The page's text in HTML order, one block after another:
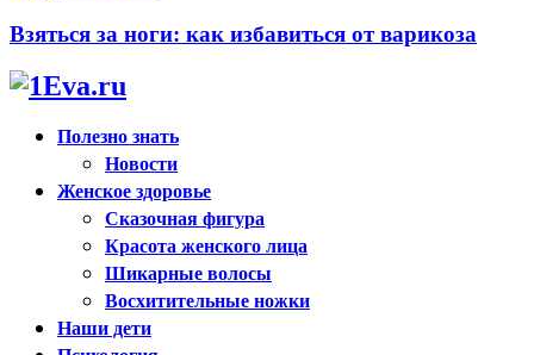
Взяться за ноги: как избавиться от варикоза
Полезно знать
Новости
Женское здоровье
Сказочная фигура
Красота женского лица
Шикарные волосы
Восхитительные ножки
Наши дети